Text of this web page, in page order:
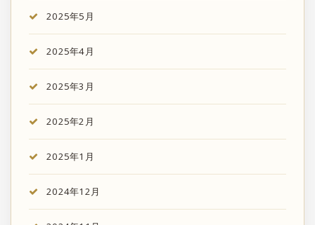
2025年5月
2025年4月
2025年3月
2025年2月
2025年1月
2024年12月